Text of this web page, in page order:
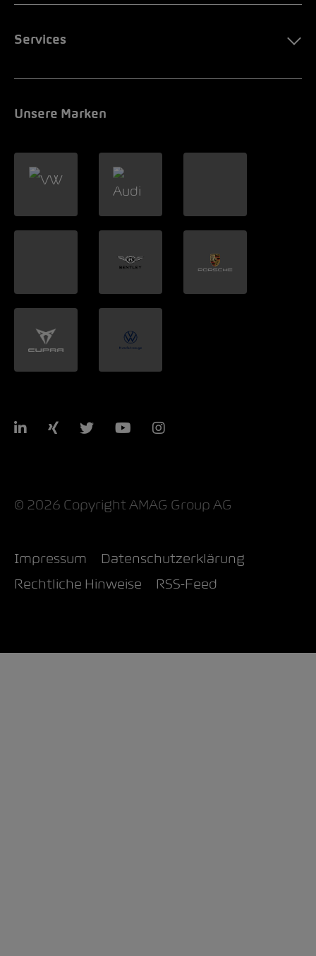
Services
Unsere Marken
LinkedIn
Xing Twitter YouTubeInstagram
© 2026 Copyright AMAG Group AG
Impressum
Datenschutzerklärung
Rechtliche Hinweise
RSS-Feed